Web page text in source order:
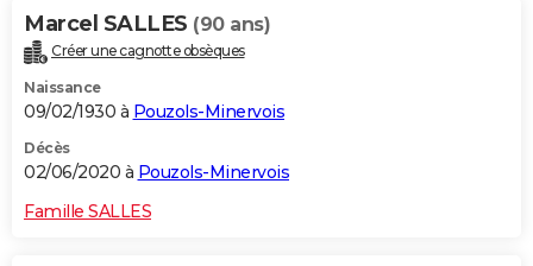
Marcel SALLES (90 ans)
Créer une cagnotte obsèques
Naissance
09/02/1930 à Pouzols-Minervois
Décès
02/06/2020 à Pouzols-Minervois
Famille SALLES